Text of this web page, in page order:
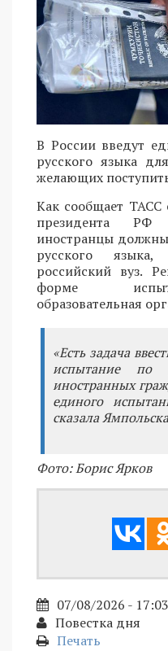
В России введут
русского языка
желающих
Как сообщает ТАСС
президента РФ
иностранцы должны
русского
российский вуз.
форме
образовательная
«Есть задача
испытание по
иностранных
единого
сказала
Фото: Борис Ярков
07/08/2026 - 17:03
Повестка дня
Печать